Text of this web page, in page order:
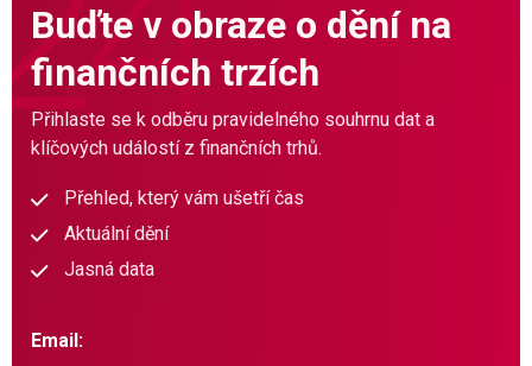
Buďte v obraze o dění na
finančních trzích
Přihlaste se k odběru pravidelného souhrnu dat a
klíčových událostí z finančních trhů.
Přehled, který vám ušetří čas
Aktuální dění
Jasná data
Email: